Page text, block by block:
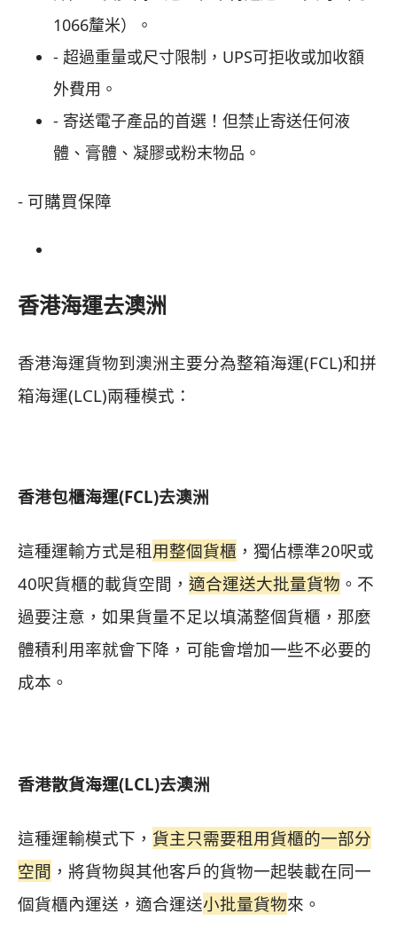
1066釐米）。
- 超過重量或尺寸限制，UPS可拒收或加收額
外費用。
- 寄送電子產品的首選！但禁止寄送任何液
體、膏體、凝膠或粉末物品。
- 可購買保障
香港海運去澳洲
香港海運貨物到澳洲主要分為整箱海運(FCL)和拼
箱海運(LCL)兩種模式：
香港包櫃海運(FCL)去澳洲
這種運輸方式是租用整個貨櫃 ，獨佔標準20呎或
40呎貨櫃的載貨空間， 適合運送大批量貨物 。不
過要注意，如果貨量不足以填滿整個貨櫃，那麼
體積利用率就會下降，可能會增加一些不必要的
成本。
香港散貨海運(LCL)去澳洲
這種運輸模式下， 貨主只需要租用貨櫃的一部分
空間 ，將貨物與其他客戶的貨物一起裝載在同一
個貨櫃內運送，適合運送小批量貨物來。